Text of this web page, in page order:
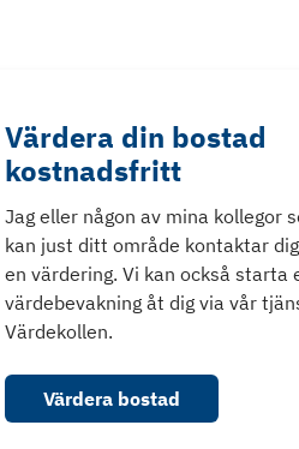
Värdera din bostad
kostnadsfritt
Jag eller någon av mina kollegor
kan just ditt område kontaktar
en värdering. Vi kan också starta
värdebevakning åt dig via vår
Värdekollen.
Värdera bostad